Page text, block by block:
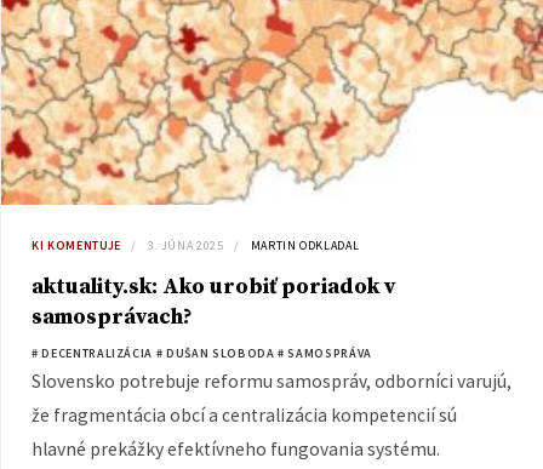
KI KOMENTUJE 3. JÚNA 2025 MARTIN ODKLADAL
aktuality.sk: Ako urobiť poriadok v
samosprávach?
# DECENTRALIZÁCIA # DUŠAN SLOBODA # SAMOSPRÁVA
Slovensko potrebuje reformu samospráv, odborníci varujú,
že fragmentácia obcí a centralizácia kompetencií sú
hlavné prekážky efektívneho fungovania systému.